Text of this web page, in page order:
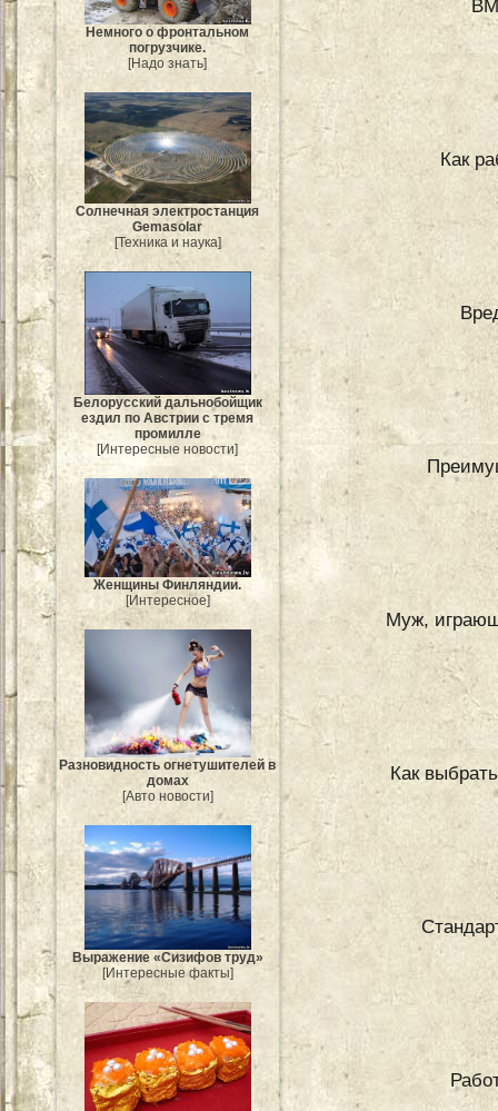
Немного о фронтальном
погрузчике.
[Надо знать]
Солнечная электростанция
Gemasolar
[Техника и наука]
Белорусский дальнобойщик
ездил по Австрии с тремя
промилле
[Интересные новости]
Женщины Финляндии.
[Интересное]
Разновидность огнетушителей в
домах
[Авто новости]
Выражение «Сизифов труд»
[Интересные факты]
Как
Муж,
Как